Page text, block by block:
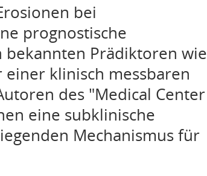
bei
prognostische
bekannten Prädiktoren wie
klinisch messbaren
des "Medical Center
eine subklinische
Mechanismus für